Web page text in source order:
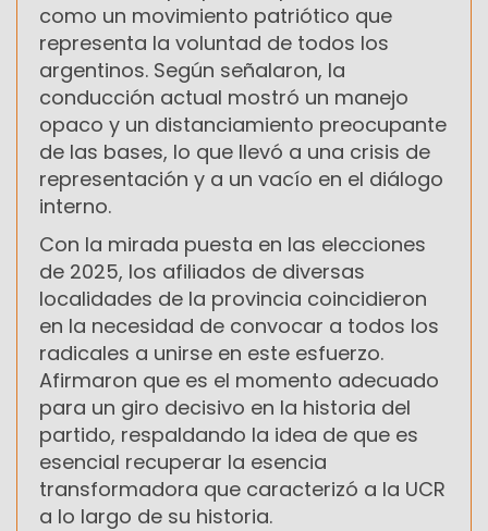
como un movimiento patriótico que
representa la voluntad de todos los
argentinos. Según señalaron, la
conducción actual mostró un manejo
opaco y un distanciamiento preocupante
de las bases, lo que llevó a una crisis de
representación y a un vacío en el diálogo
interno.
Con la mirada puesta en las elecciones
de 2025, los afiliados de diversas
localidades de la provincia coincidieron
en la necesidad de convocar a todos los
radicales a unirse en este esfuerzo.
Afirmaron que es el momento adecuado
para un giro decisivo en la historia del
partido, respaldando la idea de que es
esencial recuperar la esencia
transformadora que caracterizó a la UCR
a lo largo de su historia.